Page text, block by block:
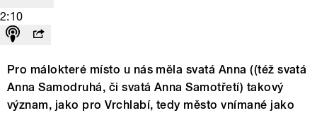
2:10
Pro málokteré místo u nás měla svatá Anna ((též svatá
Anna Samodruhá, či svatá Anna Samotřetí) takový
význam, jako pro Vrchlabí, tedy město vnímané jako